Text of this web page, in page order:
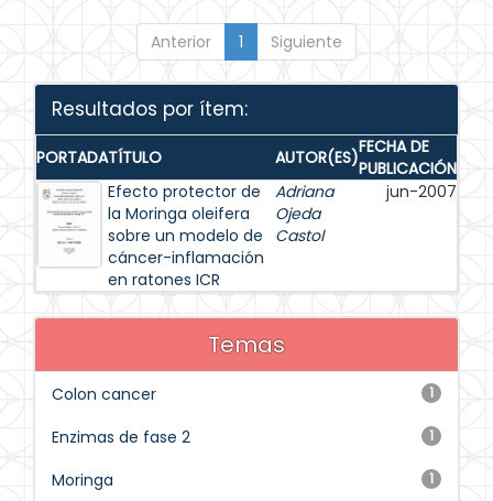
Anterior 1 Siguiente
Resultados por ítem:
PORTADATÍTULO AUTOR(ES)FECHA DE
PUBLICACIÓN
Efecto protector de
la Moringa oleifera
sobre un modelo de
cáncer-inflamación
en ratones ICR
Adriana
Ojeda
Castol
jun-2007
Temas
1
Colon cancer
1
Enzimas de fase 2
1
Moringa